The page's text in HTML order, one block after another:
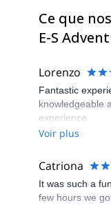
Ce que
E-S
Lorenzo
Fantastic
knowledgeable
experience
Voir plus
Catriona
It was such a
few hours we